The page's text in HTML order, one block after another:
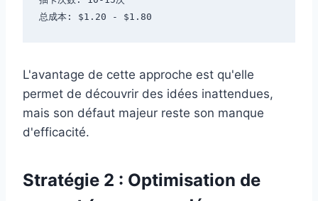
L'avantage de cette approche est qu'elle
permet de découvrir des idées inattendues,
mais son défaut majeur reste son manque
d'efficacité.
Stratégie 2 : Optimisation de